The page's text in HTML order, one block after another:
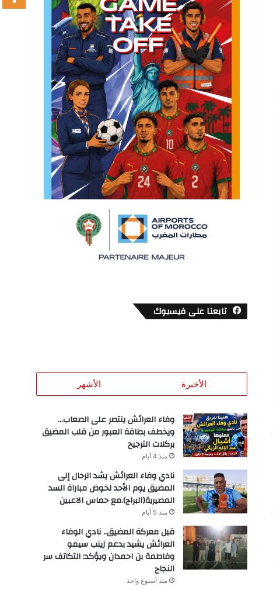
تابعنا على فيسبوك
الأخيرة الأشهر
وفاء العرائش ينتصر على الصعاب…
ويخطف بطاقة العبور من قلب المضيق
بركلات الترجيح
منذ 4 أيام
نادي وفاء العرائش يشد الرحال إلى
المضيق يوم الأحد لخوض مباراة السد
المصيرية(البراج).مع حماس الاعبين
منذ 5 أيام
قبل معركة المضيق.. نادي الوفاء
العرائش يشيد بدعم زينب سيمو
وفاطمة بن احمدان ويؤكد: التكاتف سر
النجاح
منذ أسبوع واحد